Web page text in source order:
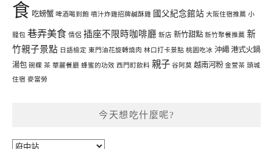
食 吃螃蟹 啤酒喝到飽 噴汁炸雞招牌鹹酥雞 國父紀念館站 大阪住宿推薦 小
籠包 巷弄美食 情侶 插座不限時咖啡廳 新店 新竹甜點 新竹聚餐推薦 新
竹親子景點 日語檢定 東門油花旋轉燒肉 林口打卡景點 桃園吃冰 沖繩 港式火鍋
湯包 碗粿 茶 華麗餐廳 蜂蜜的功效 西門町飲料 親子 谷阿莫 越南河粉 金萱茶 頭城
住宿 麥當勞
今天想吃什麼呢?
今